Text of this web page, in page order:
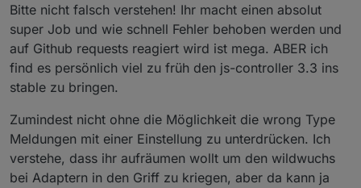
Offline
Bitte nicht falsch verstehen! Ihr macht einen absolut
super Job und wie schnell Fehler behoben werden und
auf Github requests reagiert wird ist mega. ABER ich
find es persönlich viel zu früh den js-controller 3.3 ins
stable zu bringen.
Zumindest nicht ohne die Möglichkeit die wrong Type
Meldungen mit einer Einstellung zu unterdrücken. Ich
verstehe, dass ihr aufräumen wollt um den wildwuchs
bei Adaptern in den Griff zu kriegen, aber da kann ja